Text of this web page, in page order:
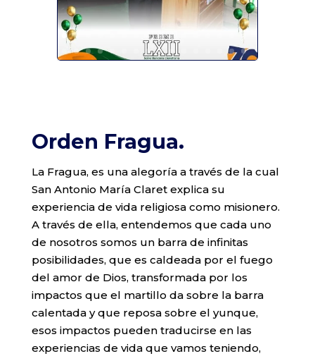
Orden Fragua.
La Fragua, es una alegoría a través de la cual
San Antonio María Claret explica su
experiencia de vida religiosa como misionero.
A través de ella, entendemos que cada uno
de nosotros somos un barra de infinitas
posibilidades, que es caldeada por el fuego
del amor de Dios, transformada por los
impactos que el martillo da sobre la barra
calentada y que reposa sobre el yunque,
esos impactos pueden traducirse en las
experiencias de vida que vamos teniendo,